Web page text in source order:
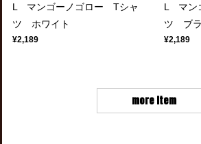
L マンゴーノゴロー Tシャ
ツ ホワイト
¥2,189
L マン
ツ ブ
¥2,189
more item